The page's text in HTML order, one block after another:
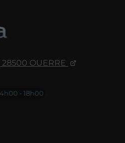
28500 OUERRE
- 18h00